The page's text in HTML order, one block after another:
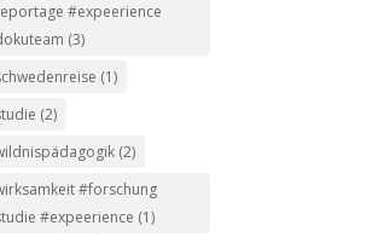
#expeerience
(3)
(1)
(2)
(2)
#forschung
#expeerience (1)